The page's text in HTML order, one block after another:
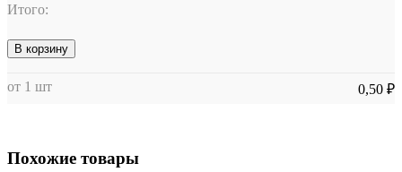
Итого:
В корзину
от 1 шт 0,50 ₽
Похожие товары